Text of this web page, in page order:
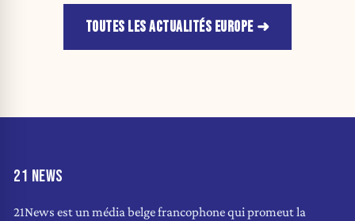
TOUTES LES ACTUALITÉS EUROPE
21 NEWS
21News est un média belge francophone qui promeut la